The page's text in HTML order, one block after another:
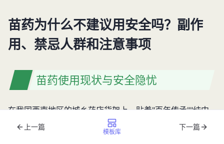
苗药为什么不建议用安全吗？副作
用、禁忌人群和注意事项
苗药使用现状与安全隐忧
在我国西南地区的城乡药店货架上，贴着"百年传承""纯中
药制剂"标签的苗药产品常常占据显眼位置。许多消费者抱
着"中药副作用小"的固有认知，在关节疼痛、皮肤瘙痒等常
上一篇
模板库
下一篇